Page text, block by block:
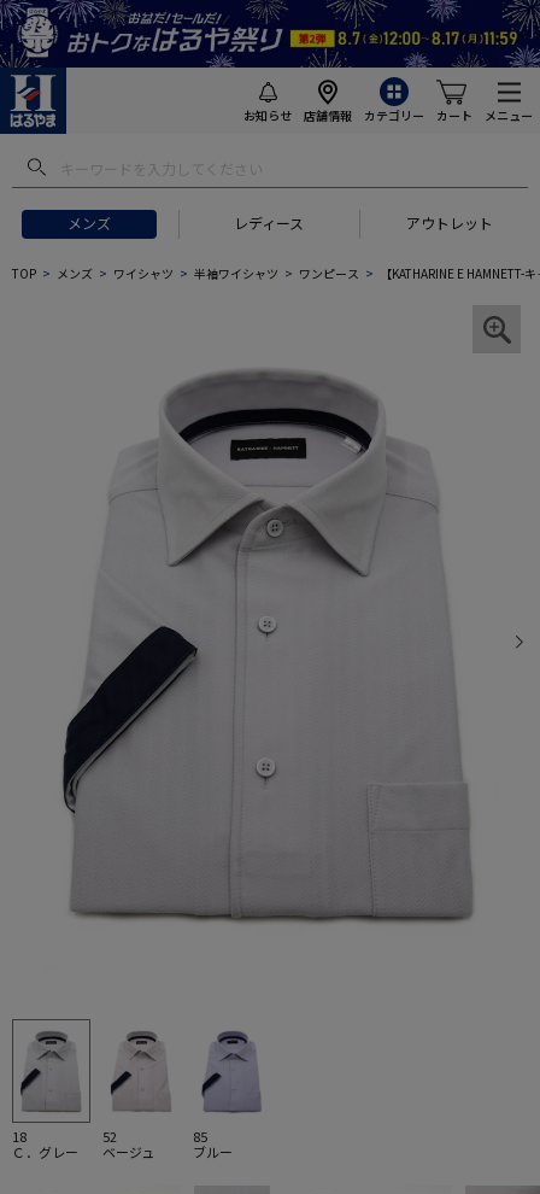
お知らせ 店舗情報 カテゴリー カート メニュー
メンズ レディース アウトレット
TOP メンズ ワイシャツ 半袖ワイシャツ ワンピース 【KATHARINE E
18
Ｃ．グレー
52
ベージュ
85
ブルー